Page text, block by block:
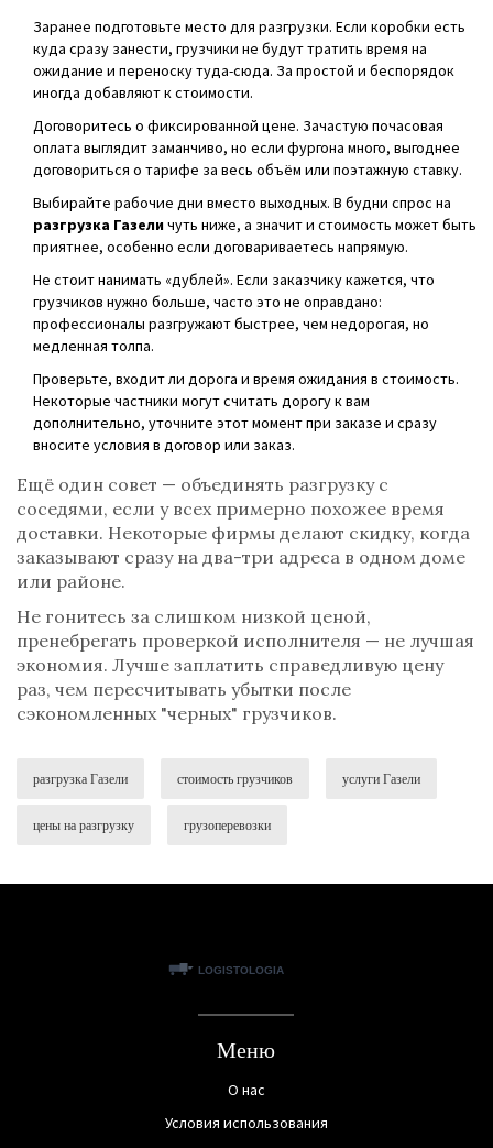
Заранее подготовьте место для разгрузки. Если коробки есть
куда сразу занести, грузчики не будут тратить время на
ожидание и переноску туда-сюда. За простой и беспорядок
иногда добавляют к стоимости.
Договоритесь о фиксированной цене. Зачастую почасовая
оплата выглядит заманчиво, но если фургона много, выгоднее
договориться о тарифе за весь объём или поэтажную ставку.
Выбирайте рабочие дни вместо выходных. В будни спрос на
разгрузка Газеличуть ниже, а значит и стоимость может быть
приятнее, особенно если договариваетесь напрямую.
Не стоит нанимать «дублей». Если заказчику кажется, что
грузчиков нужно больше, часто это не оправдано:
профессионалы разгружают быстрее, чем недорогая, но
медленная толпа.
Проверьте, входит ли дорога и время ожидания в стоимость.
Некоторые частники могут считать дорогу к вам
дополнительно, уточните этот момент при заказе и сразу
вносите условия в договор или заказ.
Ещё один совет — объединять разгрузку с
соседями, если у всех примерно похожее время
доставки. Некоторые фирмы делают скидку, когда
заказывают сразу на два-три адреса в одном доме
или районе.
Не гонитесь за слишком низкой ценой,
пренебрегать проверкой исполнителя — не лучшая
экономия. Лучше заплатить справедливую цену
раз, чем пересчитывать убытки после
сэкономленных "черных" грузчиков.
разгрузка Газели стоимость грузчиков услуги Газели
цены на разгрузку грузоперевозки
Меню
О нас
Условия использования